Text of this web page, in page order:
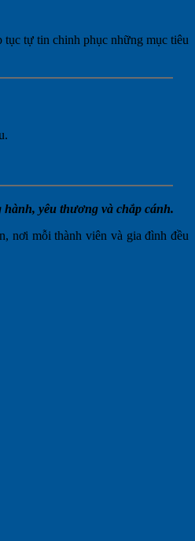
tục tự tin chinh phục những mục tiêu
yêu thương và chắp cánh.
nơi mỗi thành viên và gia đình đều